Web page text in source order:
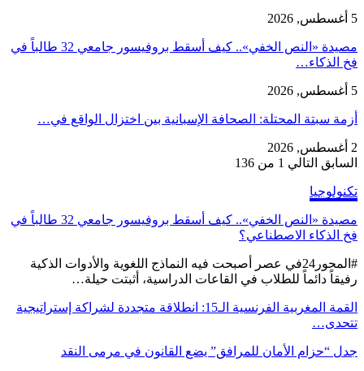
5 أغسطس, 2026
مصيدة «النص الخفي».. كيف أسقط بروفيسور جامعي 32 طالباً في
فخ الذكاء…
5 أغسطس, 2026
أزمة سبتة المحتلة: الصحافة الإسبانية بين اختزال الواقع في…
2 أغسطس, 2026
السابق التالي 1 من 136
تكنولوجيا
مصيدة «النص الخفي».. كيف أسقط بروفيسور جامعي 32 طالباً في
فخ الذكاء الاصطناعي؟
#المحور24 ​في عصر أصبحت فيه النماذج اللغوية والأدوات الذكية
رفيقاً دائماً للطلاب في القاعات الدراسية، أثبتت حيلة…
القمة المغربية الفرنسية الـ15: انطلاقة متجددة لشراكة إستراتيجية
تتحدى…
جدل “حزام الأمان للمرافق” يضع القانون في مرمى النقد